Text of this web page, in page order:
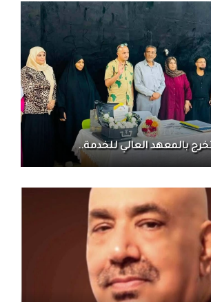
بالمعهد العالي للخدمة..